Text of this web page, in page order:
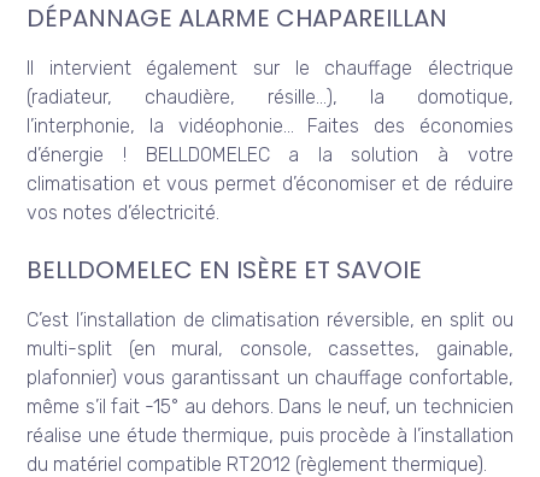
DÉPANNAGE ALARME CHAPAREILLAN
Il intervient également sur le chauffage électrique
(radiateur, chaudière, résille…), la domotique,
l’interphonie, la vidéophonie… Faites des économies
d’énergie ! BELLDOMELEC a la solution à votre
climatisation et vous permet d’économiser et de réduire
vos notes d’électricité.
BELLDOMELEC EN ISÈRE ET SAVOIE
C’est l’installation de climatisation réversible, en split ou
multi-split (en mural, console, cassettes, gainable,
plafonnier) vous garantissant un chauffage confortable,
même s’il fait -15° au dehors. Dans le neuf, un technicien
réalise une étude thermique, puis procède à l’installation
du matériel compatible RT2012 (règlement thermique).